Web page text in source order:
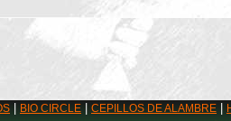
BIO CIRCLE CEPILLOS DE ALAMBRE